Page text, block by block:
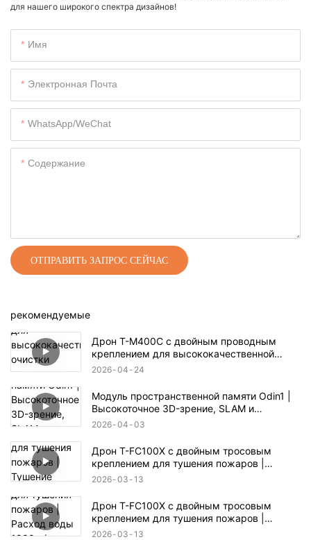
для нашего широкого спектра дизайнов!
Имя
Электронная Почта
WhatsApp/WeChat
Содержание
ОТПРАВИТЬ ЗАПРОС СЕЙЧАС
рекомендуемые
Дрон T-M400C с двойным проводным
креплением для высококачественной
очистки наружных стекол жилых домов |
2026 04 24
Модуль пространственной памяти Odin1 |
Высокоточное 3D-зрение, SLAM и
автономная навигация
2026 04 03
Дрон T-FC100X с двойным тросовым
креплением для тушения пожаров |
Тушение пожаров в высотных зданиях на
2026 03 13
Дрон T-FC100X с двойным тросовым
креплением для тушения пожаров |
Расход воды 1000 л/мин и возможность
2026 03 13